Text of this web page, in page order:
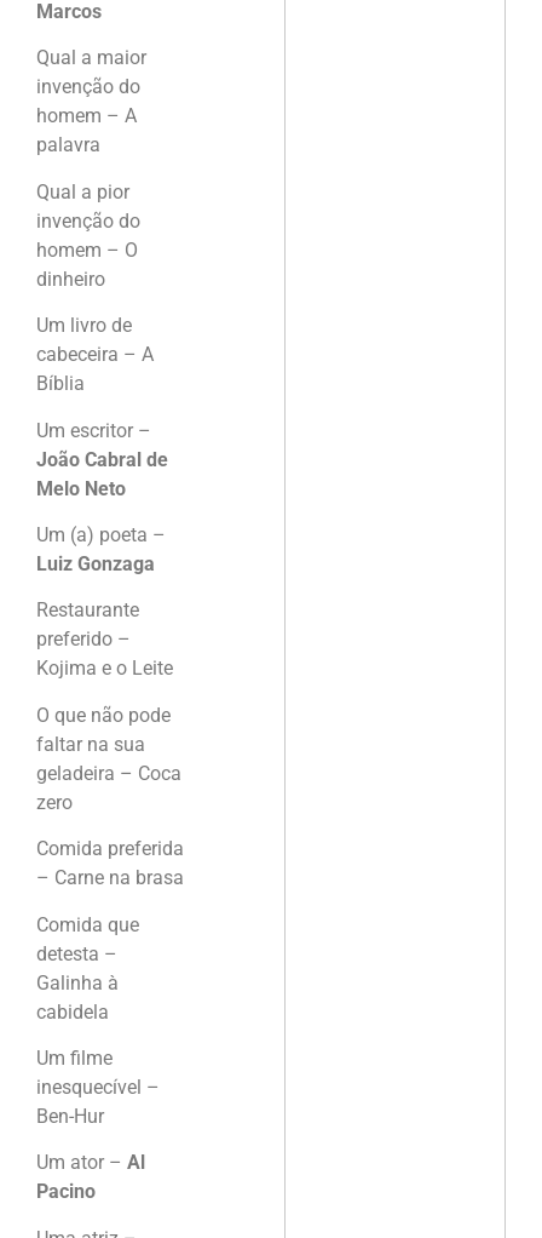
Marcos
Qual a maior
invenção do
homem – A
palavra
Qual a pior
invenção do
homem – O
dinheiro
Um livro de
cabeceira – A
Bíblia
Um escritor –
João Cabral de
Melo Neto
Um (a) poeta –
Luiz Gonzaga
Restaurante
preferido –
Kojima e o Leite
O que não pode
faltar na sua
geladeira – Coca
zero
Comida preferida
– Carne na brasa
Comida que
detesta –
Galinha à
cabidela
Um filme
inesquecível –
Ben-Hur
Um ator – Al
Pacino